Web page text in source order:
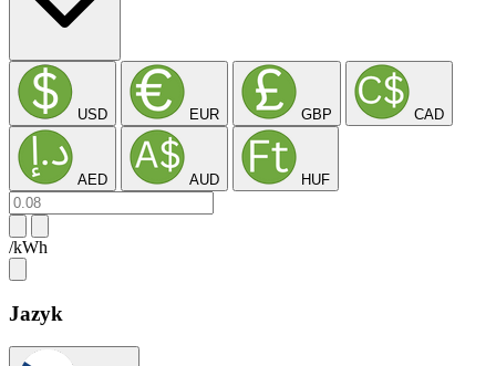
USD EUR GBP CAD
AED AUD HUF
/kWh
Jazyk